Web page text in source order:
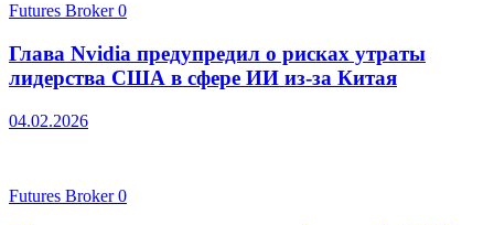
Futures Broker0
Глава Nvidia предупредил о рисках утраты
лидерства США в сфере ИИ из-за Китая
04.02.2026
Futures Broker0